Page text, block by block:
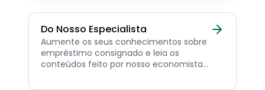
Do Nosso Especialista
Aumente os seus conhecimentos sobre
empréstimo consignado e leia os
conteúdos feito por nosso economista